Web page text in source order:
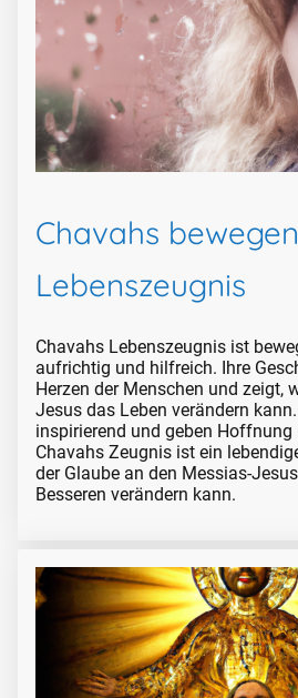
Chavahs
Lebenszeugnis
Chavahs Lebenszeugnis ist
aufrichtig und hilfreich. Ihre
Herzen der Menschen und zeigt,
Jesus das Leben verändern
inspirierend und geben Hoffnung
Chavahs Zeugnis ist ein
der Glaube an den Messias-
Besseren verändern kann.